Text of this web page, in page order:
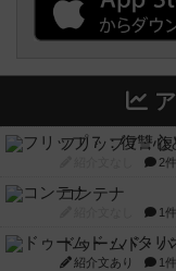
フリップ７：
2
コンテナ
1
ドゥームド・
紹介文あり 1